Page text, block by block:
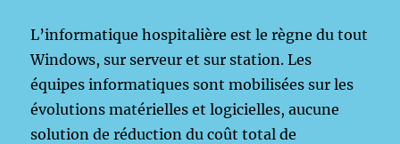
L’informatique hospitalière est le règne du tout
Windows, sur serveur et sur station. Les
équipes informatiques sont mobilisées sur les
évolutions matérielles et logicielles, aucune
solution de réduction du coût total de